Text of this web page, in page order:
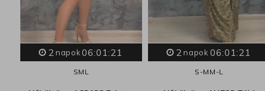
2 napok 06:01:20
SM L
2 napok 06:01:20
S-M M-L